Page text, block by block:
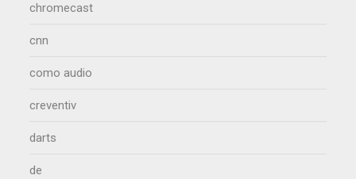
chromecast
cnn
como audio
creventiv
darts
de